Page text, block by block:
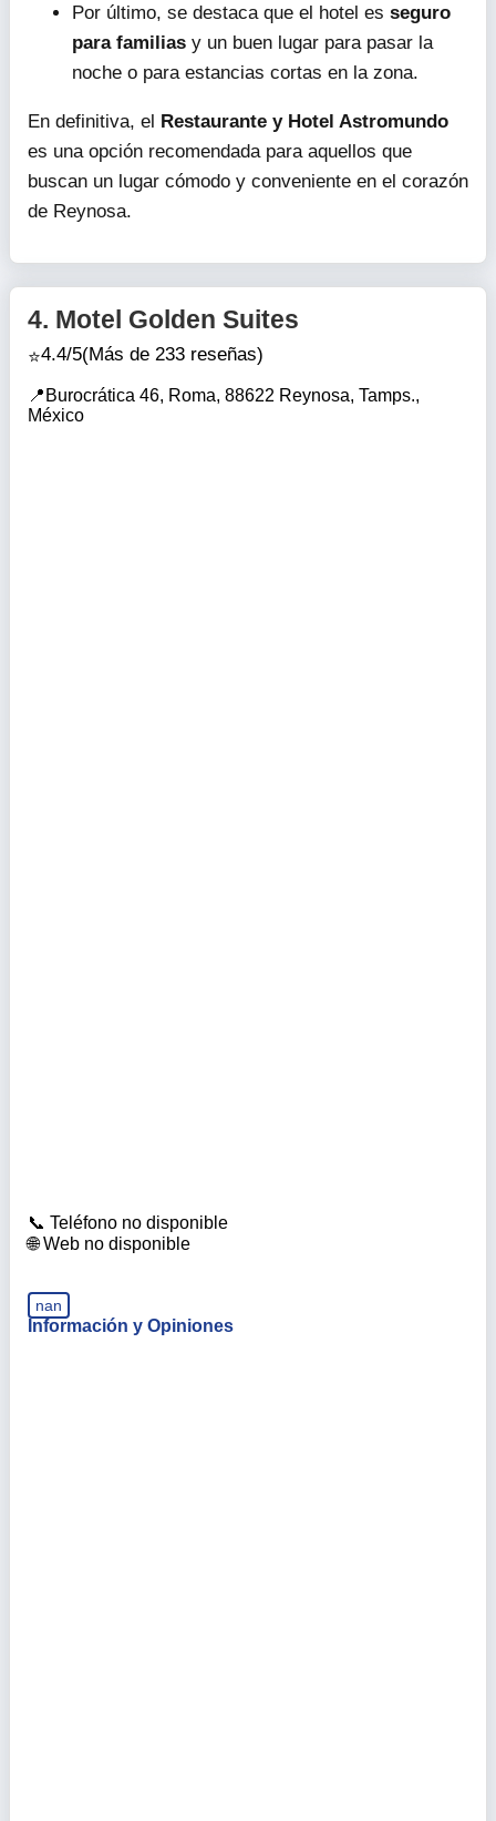
Por último, se destaca que el hotel es seguro
para familias y un buen lugar para pasar la
noche o para estancias cortas en la zona.
En definitiva, el Restaurante y Hotel Astromundo
es una opción recomendada para aquellos que
buscan un lugar cómodo y conveniente en el corazón
de Reynosa.
Teléfono no disponible
Web no disponible
4. Motel Golden Suites
4.4/5(Más de 233 reseñas)
Burocrática 46, Roma, 88622 Reynosa, Tamps.,
México
nan
Información y Opiniones